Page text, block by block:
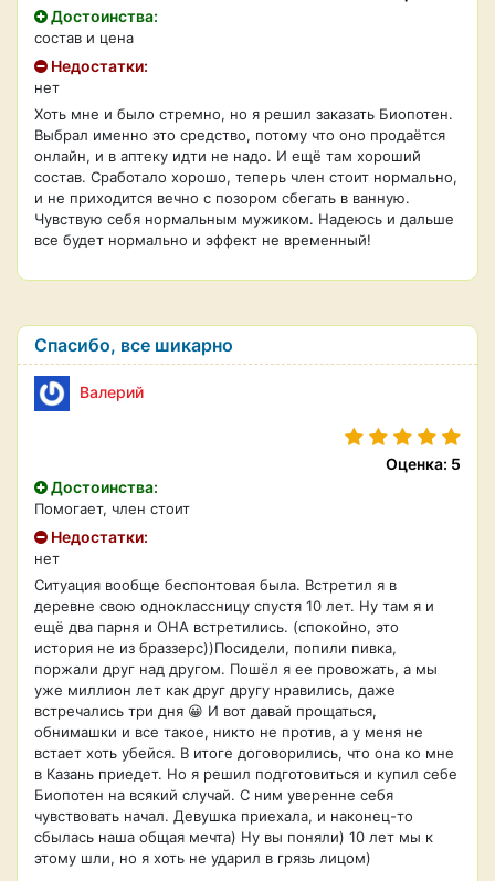
Достоинства:
состав и цена
Недостатки:
нет
Хоть мне и было стремно, но я решил заказать Биопотен.
Выбрал именно это средство, потому что оно продаётся
онлайн, и в аптеку идти не надо. И ещё там хороший
состав. Сработало хорошо, теперь член стоит нормально,
и не приходится вечно с позором сбегать в ванную.
Чувствую себя нормальным мужиком. Надеюсь и дальше
все будет нормально и эффект не временный!
Спасибо, все шикарно
Валерий
Оценка: 5
Достоинства:
Помогает, член стоит
Недостатки:
нет
Ситуация вообще беспонтовая была. Встретил я в
деревне свою одноклассницу спустя 10 лет. Ну там я и
ещё два парня и ОНА встретились. (спокойно, это
история не из браззерс))Посидели, попили пивка,
поржали друг над другом. Пошёл я ее провожать, а мы
уже миллион лет как друг другу нравились, даже
встречались три дня 😀 И вот давай прощаться,
обнимашки и все такое, никто не против, а у меня не
встает хоть убейся. В итоге договорились, что она ко мне
в Казань приедет. Но я решил подготовиться и купил себе
Биопотен на всякий случай. С ним уверенне себя
чувствовать начал. Девушка приехала, и наконец-то
сбылась наша общая мечта) Ну вы поняли) 10 лет мы к
этому шли, но я хоть не ударил в грязь лицом)